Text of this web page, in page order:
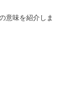
意味を紹介しま